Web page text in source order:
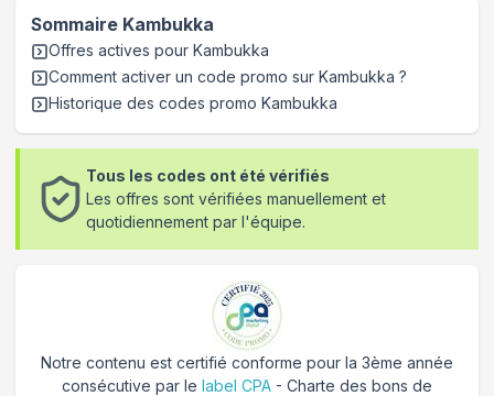
Sommaire Kambukka
Offres actives pour Kambukka
Comment activer un code promo sur Kambukka ?
Historique des codes promo Kambukka
Tous les codes ont été vérifiés
Les offres sont vérifiées manuellement et
quotidiennement par l'équipe.
Notre contenu est certifié conforme pour la 3ème année
consécutive par le label CPA - Charte des bons de